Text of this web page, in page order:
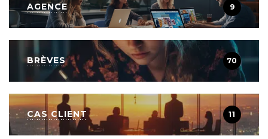
AGENCE 9
BRÈVES 70
CAS CLIENT 11